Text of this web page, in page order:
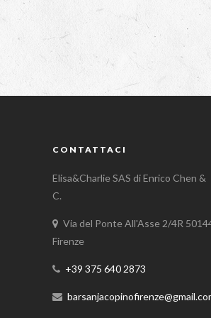
CONTATTACI
Elisa&Charlie SAS di Enrico Chen &
C.
Via del Ponte All'Asse 2/4R
Firenze
+39 375 640 2873